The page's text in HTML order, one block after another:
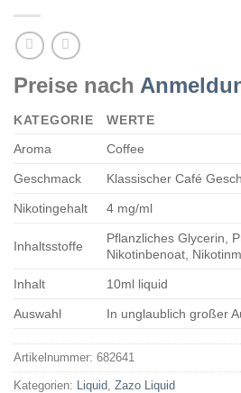
Preise nach
KATEGORIE
WERTE
Aroma
Coffee
Geschmack Klassischer Café
Nikotingehalt 4 mg/ml
Inhaltsstoffe
Pflanzliches Glycerin,
Nikotinbenoat,
Inhalt 10ml liquid
Auswahl In unglaublich großer
Artikelnummer: 682641
Kategorien: Liquid Zazo Liquid